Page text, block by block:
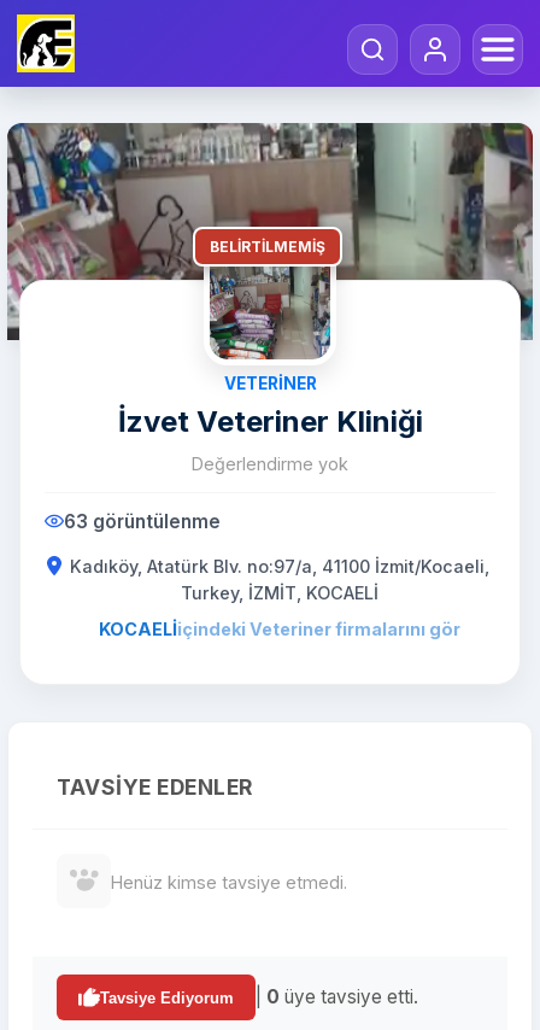
BELIRTILMEMIŞ
VETERINER
İzvet Veteriner Kliniği
Değerlendirme yok
63 görüntülenme
Kadıköy, Atatürk Blv. no:97/a, 41100 İzmit/Kocaeli,
Turkey, İZMİT, KOCAELİ
KOCAELİiçindeki Veteriner firmalarını gör
TAVSIYE EDENLER
Henüz kimse tavsiye etmedi.
Tavsiye Ediyorum 0 üye tavsiye etti.